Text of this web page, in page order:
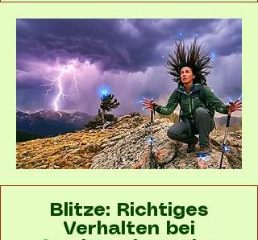
Blitze: Richtiges
Verhalten bei